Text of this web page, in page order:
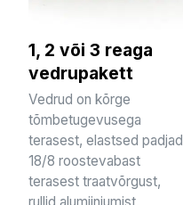
1, 2 või 3 reaga
vedrupakett
Vedrud on kõrge
tõmbetugevusega
terasest, elastsed padjad
18/8 roostevabast
terasest traatvõrgust,